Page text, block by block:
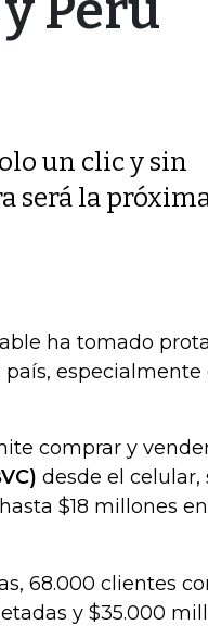
un clic y sin
será la
ha tomado
especialmente
comprar y
desde el
$18 millones
68.000 clientes
y $35.000